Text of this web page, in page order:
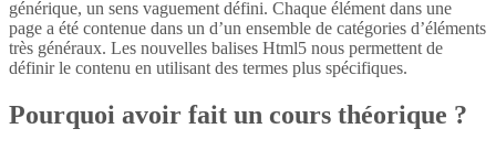
générique, un sens vaguement défini. Chaque élément dans une
page a été contenue dans un d’un ensemble de catégories d’éléments
très généraux. Les nouvelles balises Html5 nous permettent de
définir le contenu en utilisant des termes plus spécifiques.
Pourquoi avoir fait un cours théorique ?